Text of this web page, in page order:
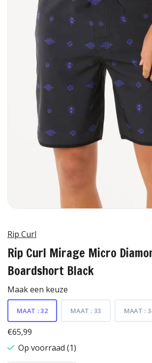
Rip Curl
Rip Curl Mirage Micro
Boardshort Black
Maak een keuze
MAAT : 32 MAAT : 33 MAAT :
€65,99
Op voorraad (1)